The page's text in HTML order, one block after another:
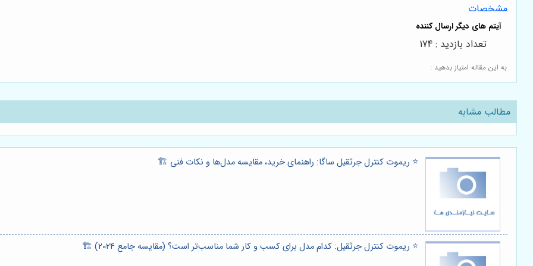
مشخصات
به این مقاله امتیاز بدهید :
تعداد بازدید : 174
مطالب مشابه
⭐️ ریموت کنترل جرثقیل ساگا: راهنمای خرید، مقایسه مدل‌ها و نکات فنی 🏗️
⭐️ ریموت کنترل جرثقیل: کدام مدل برای کسب و کار شما مناسب‌تر است؟ (مقایسه جامع 2024) 🏗️